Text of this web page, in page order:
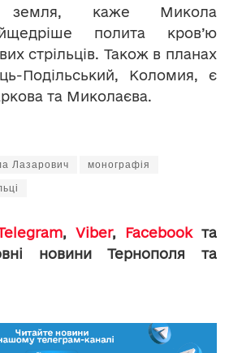
земля, каже Микола
полита кров’ю
стрільців. Також в планах
Подільський, Коломия, є
та Миколаєва.
Лазарович монографія
, Viber, Facebookта
новини Тернополя та